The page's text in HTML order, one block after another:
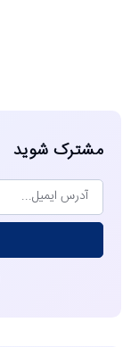
مشترک شوید